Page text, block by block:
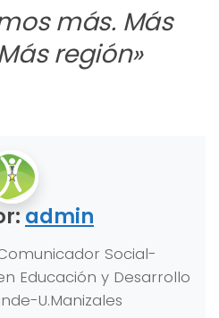
más. Más
región»
admin
Social-
Educación y Desarrollo
U.Manizales